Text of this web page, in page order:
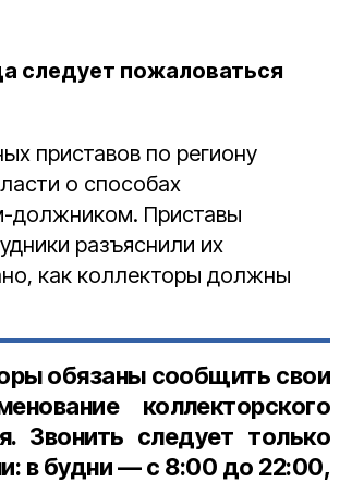
следует пожаловаться
приставов по региону
о способах
должником. Приставы
разъяснили их
как коллекторы должны
обязаны сообщить свои
коллекторского
Звонить следует только
в будни — с 8:00 до 22:00,